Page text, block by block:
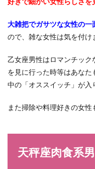
大雑把でガサツな女性の
ので、雑な女性は気を付け
乙女座男性はロマンチッ
を見に行った時等はあな
中の「オススイッチ」が入
また掃除や料理好きの女性
天秤座肉食系